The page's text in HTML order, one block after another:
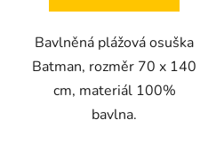
Bavlněná plážová osuška
Batman, rozměr 70 x 140
cm, materiál 100%
bavlna.